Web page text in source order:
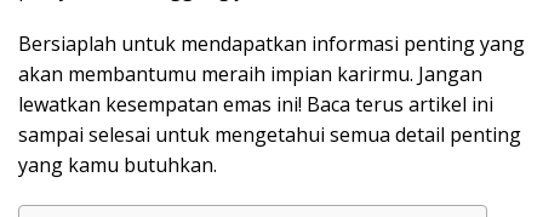
Bersiaplah untuk mendapatkan informasi penting yang
akan membantumu meraih impian karirmu. Jangan
lewatkan kesempatan emas ini! Baca terus artikel ini
sampai selesai untuk mengetahui semua detail penting
yang kamu butuhkan.